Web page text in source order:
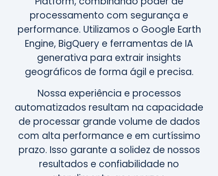
processamento com segurança e
performance. Utilizamos o Google Earth
Engine, BigQuery e ferramentas de IA
generativa para extrair insights
geográficos de forma ágil e precisa.
Nossa experiência e processos
automatizados resultam na capacidade
de processar grande volume de dados
com alta performance e em curtíssimo
prazo. Isso garante a solidez de nossos
resultados e confiabilidade no